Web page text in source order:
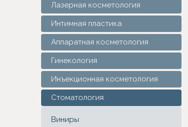
Лазерная косметология
Интимная пластика
Аппаратная косметология
Гинекология
Инъекционная косметология
Стоматология
Виниры